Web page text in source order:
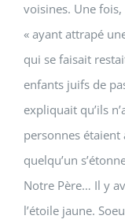
voisines. Une fois,
« ayant attrapé
qui se faisait
enfants juifs de
expliquait qu’ils
personnes
quelqu’un
Notre Père… Il y
l’étoile jaune.